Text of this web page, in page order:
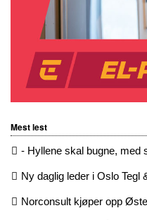
Mest lest
- Hyllene skal bugne, med
Ny daglig leder i Oslo Tegl
Norconsult kjøper opp